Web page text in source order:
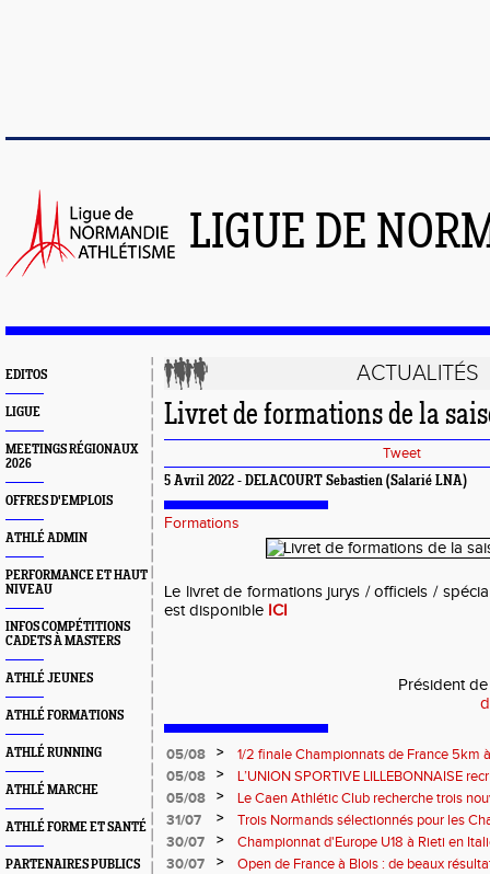
LIGUE DE
EDITOS
LIGUE
MEETINGS RÉGIONAUX
2026
OFFRES D'EMPLOIS
ATHLÉ ADMIN
PERFORMANCE ET HAUT
NIVEAU
INFOS COMPÉTITIONS
CADETS À MASTERS
ATHLÉ JEUNES
ATHLÉ FORMATIONS
ATHLÉ RUNNING
ATHLÉ MARCHE
ATHLÉ FORME ET SANTÉ
PARTENAIRES PUBLICS
ACTUALITÉS
Livret de formations de la
Tweet
5 Avril 2022 - DELACOURT Sebastien (Salarié LNA)
Formations
Le livret de formations jurys / officiels /
est disponible ICI
Président
05/08 >
1/2 finale Championnats de France 5km
13 septembre 2026 : les informations
05/08 >
L’UNION SPORTIVE LILLEBONNAISE
rentrée 2026
05/08 >
Le Caen Athlétic Club recherche trois
civique à compter de septembre 2026
31/07 >
Trois Normands sélectionnés pour les
Eugene !
30/07 >
Championnat d'Europe U18 à Rieti en
normands
30/07 >
Open de France à Blois : de beaux